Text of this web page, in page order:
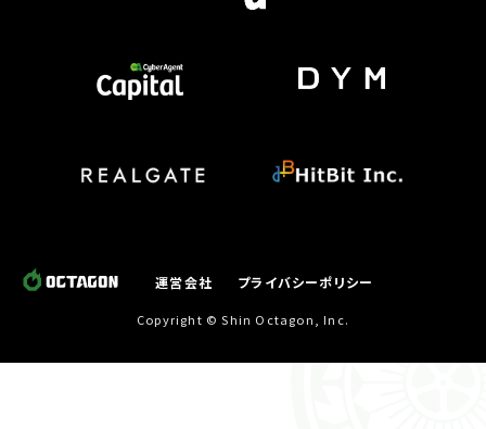
運営会社 プライバシーポリシー
Copyright © Shin Octagon, Inc.